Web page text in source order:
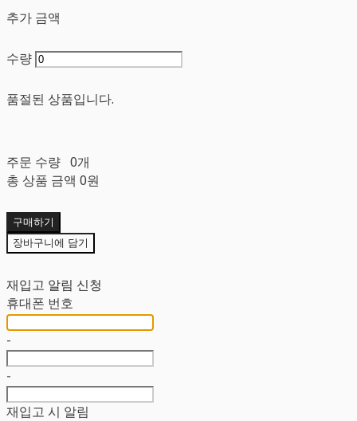
추가 금액
수량
품절된 상품입니다.
주문 수량 0개
총 상품 금액 0원
구매하기
장바구니에 담기
재입고 알림 신청
휴대폰 번호
-
-
재입고 시 알림